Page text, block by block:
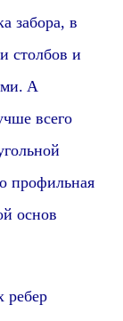
забора, в
столбови
А
всего
профильная
основ